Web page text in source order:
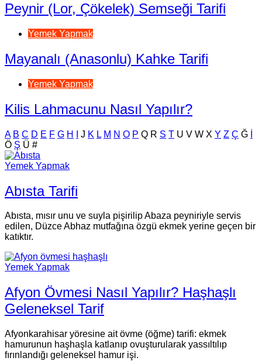
Peynir (Lor, Çökelek) Semseği Tarifi
Yemek Yapmak
Mayanalı (Anasonlu) Kahke Tarifi
Yemek Yapmak
Kilis Lahmacunu Nasıl Yapılır?
A B C D E F G H J K L M N O P Q R S T U V W X Y Z Ç Ğ
Ö Ş Ü #
Yemek Yapmak
Abısta Tarifi
Abısta, mısır unu ve suyla pişirilip Abaza peyniriyle servis
edilen, Düzce Abhaz mutfağına özgü ekmek yerine geçen bir
katıktır.
Yemek Yapmak
Afyon Övmesi Nasıl Yapılır? Haşhaşlı
Geleneksel Tarif
Afyonkarahisar yöresine ait övme (öğme) tarifi: ekmek
hamurunun haşhaşla katlanıp ovuşturularak yassıltılıp
fırınlandığı geleneksel hamur işi.